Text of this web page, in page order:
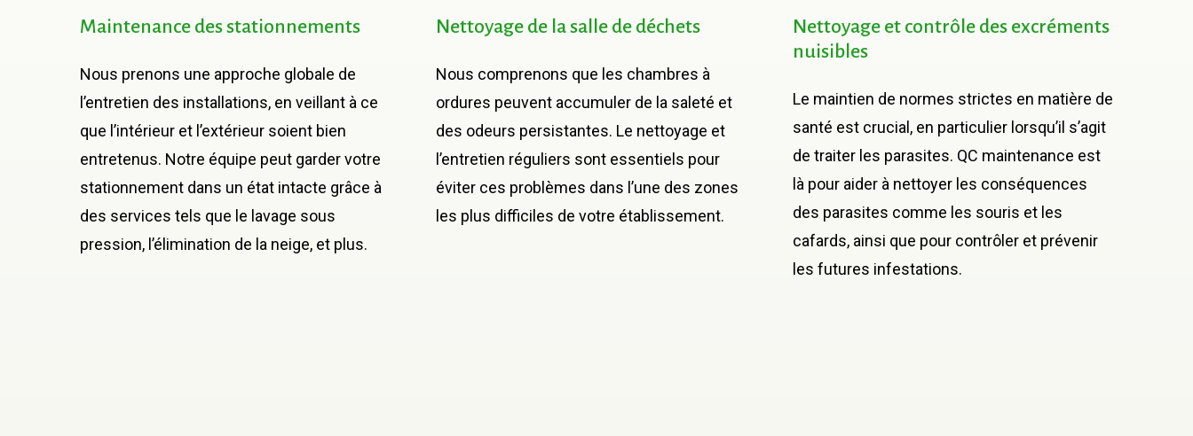
Maintenance desstationnements
Nous prenons une approche globale de
l’entretien des installations, en veillant à ce
que l’intérieur et l’extérieur soient bien
entretenus. Notre équipe peut garder votre
stationnement dans un état intacte grâce à
des services tels que le lavage sous
pression, l’élimination de la neige, et plus.
Nettoyage de lasalle de déchets
Nous comprenons que les chambres à
ordures peuvent accumuler de la saleté et
des odeurs persistantes. Le nettoyage et
l’entretien réguliers sont essentiels pour
éviter ces problèmes dans l’une des zones
les plus difficiles de votre établissement.
Nettoyage et contrôle des excréments
nuisibles
Le maintien de normes strictes en matière de
santé est crucial, en particulier lorsqu’il s’agit
de traiter les parasites. QC maintenance est
là pour aider à nettoyer les conséquences
des parasites comme les souris et les
cafards, ainsi que pour contrôler et prévenir
les futures infestations.